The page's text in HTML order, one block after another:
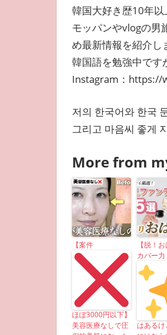
韓国大好き歴10年以
モッパンやvlogの男
め最新情報を紹介し
韓国語を勉強中です
Instagram：https://
저의 한국어와 한국
그리고 마음씨 좋게
More from
【案件
ほぼ3000円以下】
美容医療なしで圧
【脱！
カバー力
はあるけ